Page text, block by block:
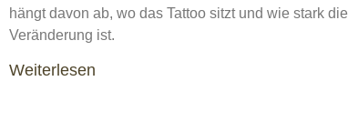
hängt davon ab, wo das Tattoo sitzt und wie stark die
Veränderung ist.
Weiterlesen